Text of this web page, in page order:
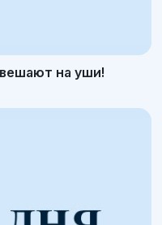
на уши!